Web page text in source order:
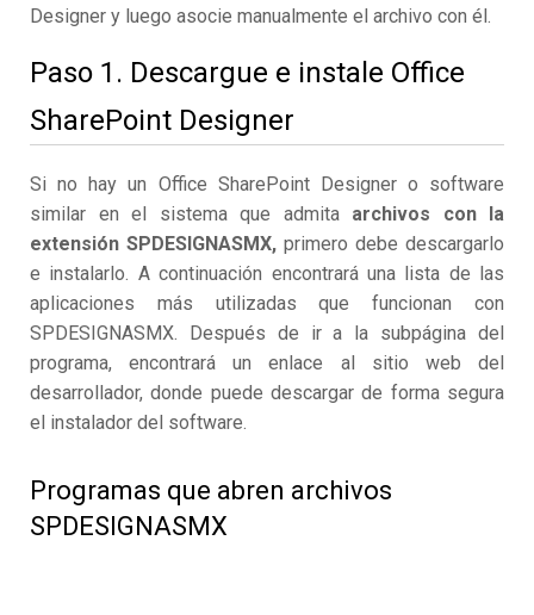
Designer y luego asocie manualmente el archivo con él.
Paso 1. Descargue e instale Office
SharePoint Designer
Si no hay un Office SharePoint Designer o software
similar en el sistema que admita archivos con la
extensión SPDESIGNASMX, primero debe descargarlo
e instalarlo. A continuación encontrará una lista de las
aplicaciones más utilizadas que funcionan con
SPDESIGNASMX. Después de ir a la subpágina del
programa, encontrará un enlace al sitio web del
desarrollador, donde puede descargar de forma segura
el instalador del software.
Programas que abren archivos
SPDESIGNASMX